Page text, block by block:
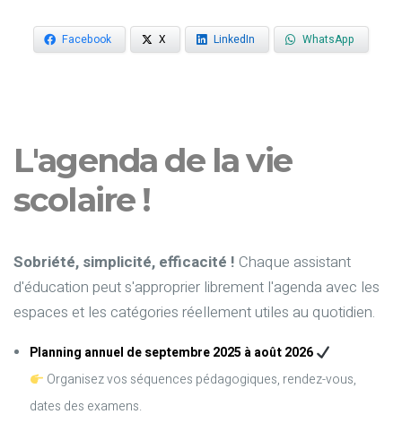
Facebook X LinkedIn WhatsApp
L'agenda de la vie
scolaire !
Sobriété, simplicité, efficacité ! Chaque assistant
d'éducation peut s'approprier librement l'agenda avec les
espaces et les catégories réellement utiles au quotidien.
Planning annuel de septembre 2025 à août 2026
Organisez vos séquences pédagogiques, rendez-vous,
dates des examens.